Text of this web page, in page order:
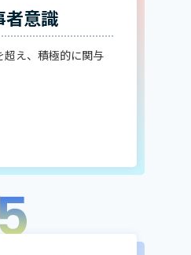
者意識
超え、積極的に関与
5